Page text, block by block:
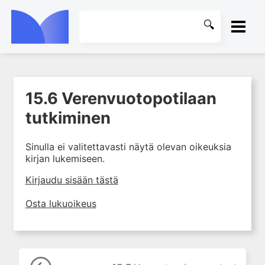
KIRJASTO
1. Ensihoito
2. Sydän- ja verisuonitaudit
4. Nefrologia
6. Reumasairaudet
7. Fysiatria
10. Silmätaudit
15.6 Verenvuotopotilaan
tutkiminen
Sinulla ei valitettavasti näytä olevan oikeuksia
kirjan lukemiseen.
Kirjaudu sisään tästä
Osta lukuoikeus